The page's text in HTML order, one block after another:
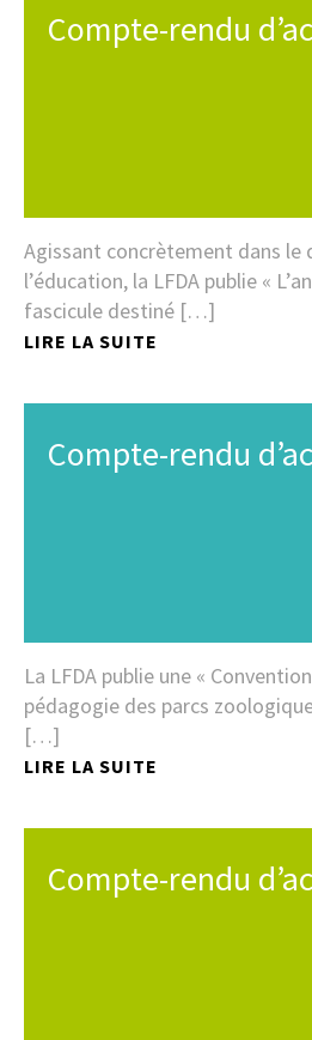
Compte-rendu
Agissant concrètement dans le
l’éducation, la LFDA publie «
fascicule destiné […]
LIRE LA SUITE
Compte-rendu
La LFDA publie une «
pédagogie des parcs
[…]
LIRE LA SUITE
Compte-rendu